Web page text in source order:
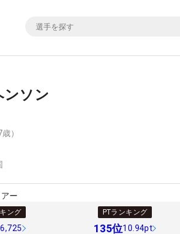
ンソン
歳）
ー
ング PTランキング
135位10.94pt